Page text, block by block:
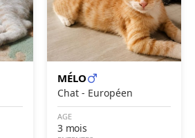
MÉLO
Chat - Européen
AGE
3 mois